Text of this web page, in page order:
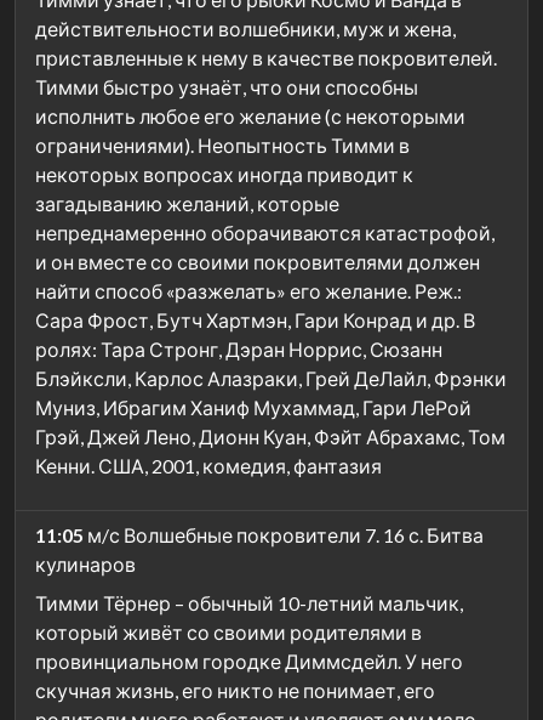
действительности волшебники, муж и жена,
приставленные к нему в качестве покровителей.
Тимми быстро узнаёт, что они способны
исполнить любое его желание (с некоторыми
ограничениями). Неопытность Тимми в
некоторых вопросах иногда приводит к
загадыванию желаний, которые
непреднамеренно оборачиваются катастрофой,
и он вместе со своими покровителями должен
найти способ «разжелать» его желание. Реж.:
Сара Фрост, Бутч Хартмэн, Гари Конрад и др. В
ролях: Тара Стронг, Дэран Норрис, Сюзанн
Блэйксли, Карлос Алазраки, Грей ДеЛайл, Фрэнки
Муниз, Ибрагим Ханиф Мухаммад, Гари ЛеРой
Грэй, Джей Лено, Дионн Куан, Фэйт Абрахамс, Том
Кенни. США, 2001, комедия, фантазия
11:05 м/с Волшебные покровители 7. 16 с. Битва
кулинаров
Тимми Тёрнер – обычный 10-летний мальчик,
который живёт со своими родителями в
провинциальном городке Диммсдейл. У него
скучная жизнь, его никто не понимает, его